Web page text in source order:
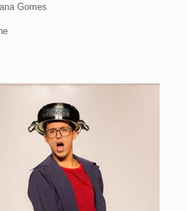
Gomes